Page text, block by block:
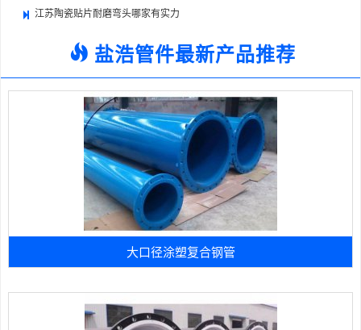
江苏陶瓷贴片耐磨弯头哪家有实力
盐浩管件最新产品推荐
大口径涂塑复合钢管